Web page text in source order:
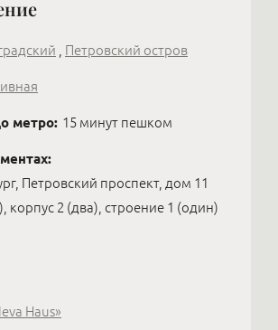
подписать агентский и
онлайн.Петровский остров
метро: 15 минут пешком
Петровский проспект, дом 11
корпус 2 (два), строение 1 (один)
Haus»